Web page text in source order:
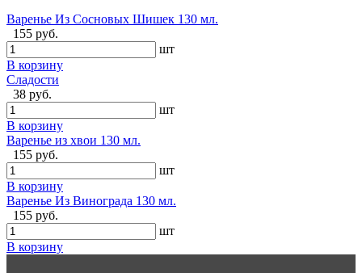
Варенье Из Сосновых Шишек 130 мл.
155 руб.
шт
В корзину
Сладости
38 руб.
шт
В корзину
Варенье из хвои 130 мл.
155 руб.
шт
В корзину
Варенье Из Винограда 130 мл.
155 руб.
шт
В корзину